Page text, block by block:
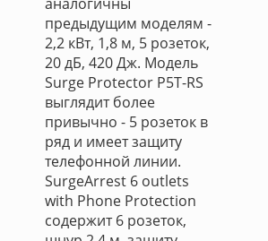
предыдущим моделям -
2,2 кВт, 1,8 м, 5 розеток,
20 дБ, 420 Дж. Модель
Surge Protector P5T-RS
выглядит более
привычно - 5 розеток в
ряд и имеет защиту
телефонной линии.
SurgeArrest 6 outlets
with Phone Protection
содержит 6 розеток,